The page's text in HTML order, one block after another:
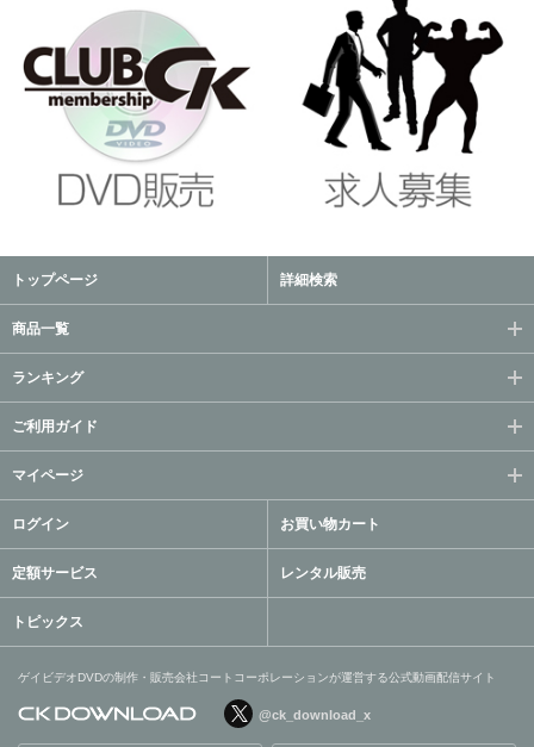
トップページ 詳細検索
商品一覧
ランキング
ご利用ガイド
マイページ
ログイン お買い物カート
定額サービス レンタル販売
トピックス
ゲイビデオDVDの制作・販売会社コートコーポレーションが運営する公式動画配信サイト
@ck_download_x